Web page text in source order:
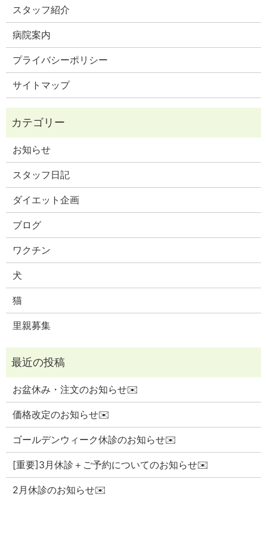
スタッフ紹介
病院案内
プライバシーポリシー
サイトマップ
お知らせ
スタッフ日記
ダイエット企画
ブログ
ワクチン
犬
猫
里親募集
お盆休み・注文のお知らせ✉️
価格改定のお知らせ✉️
ゴールデンウィーク休診のお知らせ✉️
[重要]3月休診＋ご予約についてのお知らせ✉️
2月休診のお知らせ✉️